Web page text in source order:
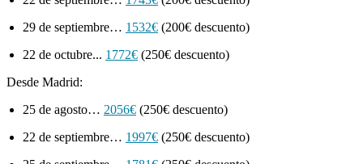
29 de septiembre… 1532€ (200€ descuento)
22 de octubre... 1772€ (250€ descuento)
Desde Madrid:
25 de agosto… 2056€ (250€ descuento)
22 de septiembre… 1997€ (250€ descuento)